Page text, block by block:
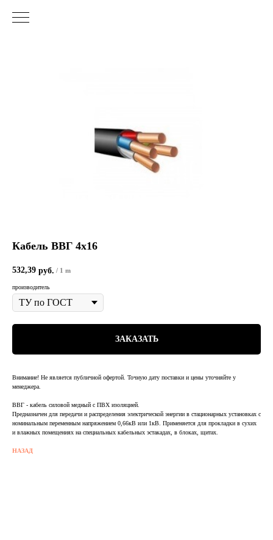
Кабель ВВГ 4х16
532,39 руб. / 1 m
производитель
ЗАКАЗАТЬ
Внимание! Не является публичной офертой. Точную дату поставки и цены уточняйте у
менеджера.
ВВГ - кабель силовой медный с ПВХ изоляцией.
Предназначен для передачи и распределения электрической энергии в стационарных установках с
номинальным переменным напряжением 0,66кВ или 1кВ. Применяется для прокладки в сухих
и влажных помещениях на специальных кабельных эстакадах, в блоках, щитах.
НАЗАД